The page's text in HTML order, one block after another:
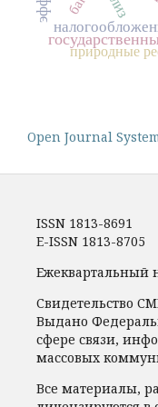
природные
Open Journal
ISSN 1813-8691
E-ISSN 1813-8705
Ежеквартальный
Свидетельство
Выдано
сфере связи,
массовых
Все материалы,